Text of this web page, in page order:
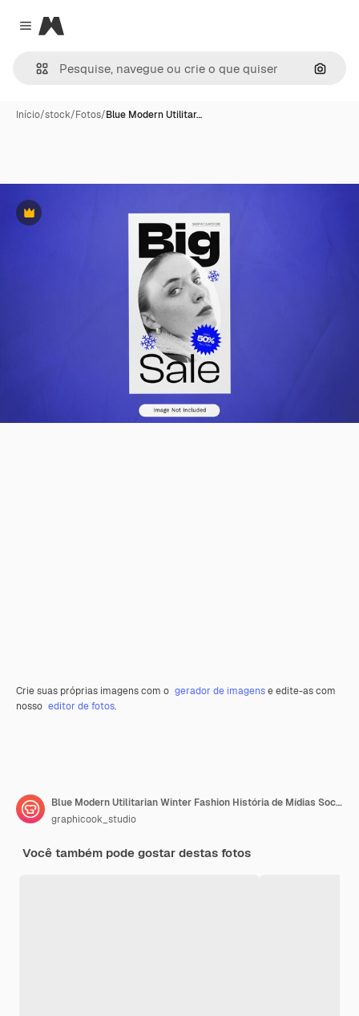
Close menu
Magnific
Início/stock/Fotos/Blue Modern Utilitar…
Premium
Crie suas próprias imagens com o gerador de imagense edite-as com
nosso editor de fotos.
Blue Modern Utilitarian Winter Fashion História de Mídias Sociais
graphicook_studio
Você também pode gostar destas fotos